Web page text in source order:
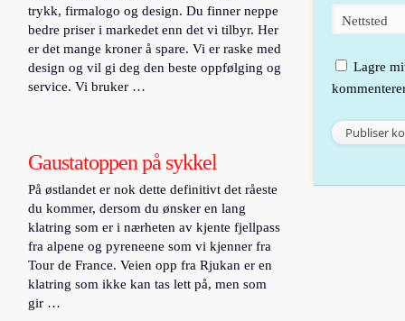
Nettsted
Lagre
trykk, firmalogo og design. Du finner neppe
bedre priser i markedet enn det vi tilbyr. Her
er det mange kroner å spare. Vi er raske med
design og vil gi deg den beste oppfølging og
service. Vi bruker …
Gaustatoppen på sykkel
På østlandet er nok dette definitivt det råeste
du kommer, dersom du ønsker en lang
klatring som er i nærheten av kjente fjellpass
fra alpene og pyreneene som vi kjenner fra
Tour de France. Veien opp fra Rjukan er en
klatring som ikke kan tas lett på, men som
gir …